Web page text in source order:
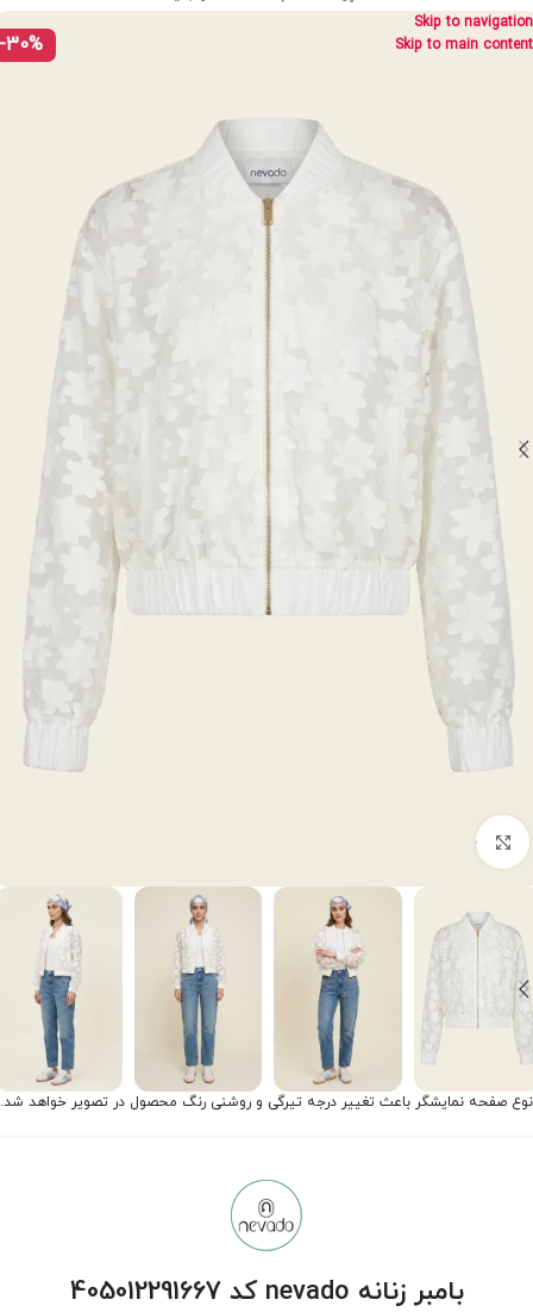
Skip to navigation
Skip to main content
-30%
برای بزرگنمایی کلیک کنید
نوع صفحه نمایشگر باعث تغییر درجه تیرگی و روشنی رنگ محصول در تصویر خواهد شد.
بامبر زنانه nevado کد 405012291667